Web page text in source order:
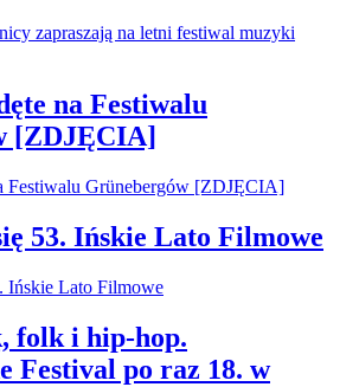
na Festiwalu
[ZDJĘCIA]
53. Ińskie Lato Filmowe
folk i hip-hop.
Festival po raz 18. w